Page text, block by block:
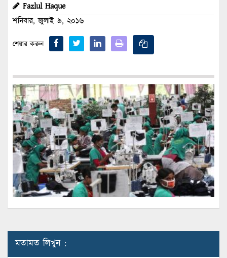
Fazlul Haque
শনিবার, জুলাই ৯, ২০১৬
শেয়ার করুন
মতামত লিখুন :